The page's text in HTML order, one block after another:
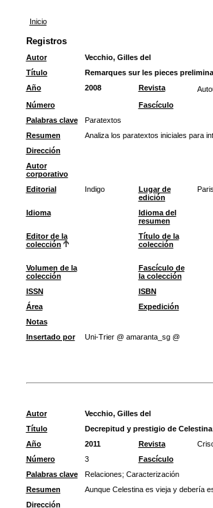
Inicio
Registros
Autor
Vecchio, Gilles del
Título
Remarques sur les pieces
Año
2008 Revista
Número
Fascículo
Palabras clave
Paratextos
Resumen
Analiza los paratextos iniciales para
Dirección
Autor
corporativo
Editorial
Indigo
Lugar de
edición
Paris
Idioma
Idioma del
resumen
Editor de la
colección
Título de la
colección
Volumen de la
colección
Fascículo de
la colección
ISSN
ISBN
Área
Expedición
Notas
Insertado por
Uni-Trier @ amaranta_sg @
Autor
Vecchio, Gilles del
Título
Decrepitud y prestigio de
Año
2011 Revista
Número
3
Fascículo
Palabras clave
Relaciones; Caracterización
Resumen
Aunque Celestina es vieja y debería
Dirección